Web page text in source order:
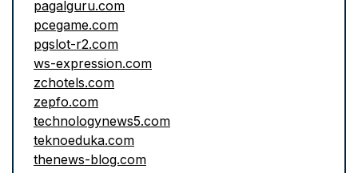
pagalguru.com
pcegame.com
pgslot-r2.com
ws-expression.com
zchotels.com
zepfo.com
technologynews5.com
teknoeduka.com
thenews-blog.com